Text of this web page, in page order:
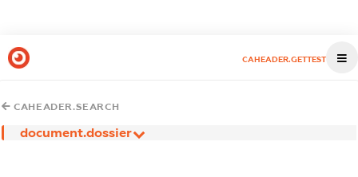
CAHEADER.GETTEST
CAHEADER.SEARCH
document.dossier